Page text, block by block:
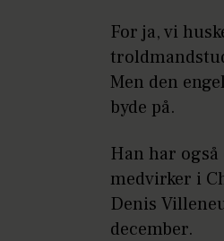
For ja, vi
Men den
byde på.
Han har
medvirker i
Denis
december.